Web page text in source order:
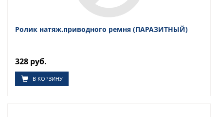
Ролик натяж.приводного ремня (ПАРАЗИТНЫЙ)
328 руб.
В КОРЗИНУ